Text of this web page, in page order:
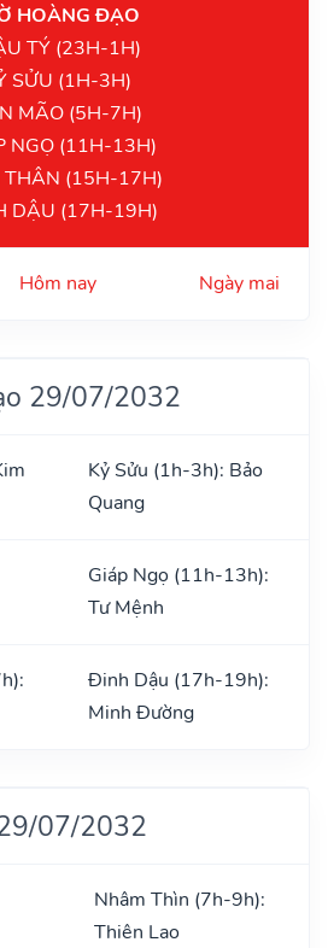
HOÀNG ĐẠO
TÝ (23H-1H)
SỬU (1H-3H)
MÃO (5H-7H)
NGỌ (11H-13H)
THÂN (15H-17H)
DẬU (17H-19H)
Hôm nay Ngày mai
29/07/2032
Kỷ Sửu (1h-3h): Bảo
Quang
Giáp Ngọ (11h-13h):
Tư Mệnh
Đinh Dậu (17h-19h):
Minh Đường
07/2032
Nhâm Thìn (7h-9h):
Thiên Lao